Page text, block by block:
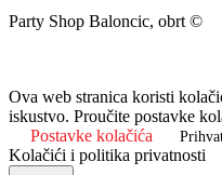
Party Shop Baloncic, obrt ©
Ova web stranica koristi
iskustvo. Proučite postavke
Postavke kolačića
Kolačići i politika privatnosti